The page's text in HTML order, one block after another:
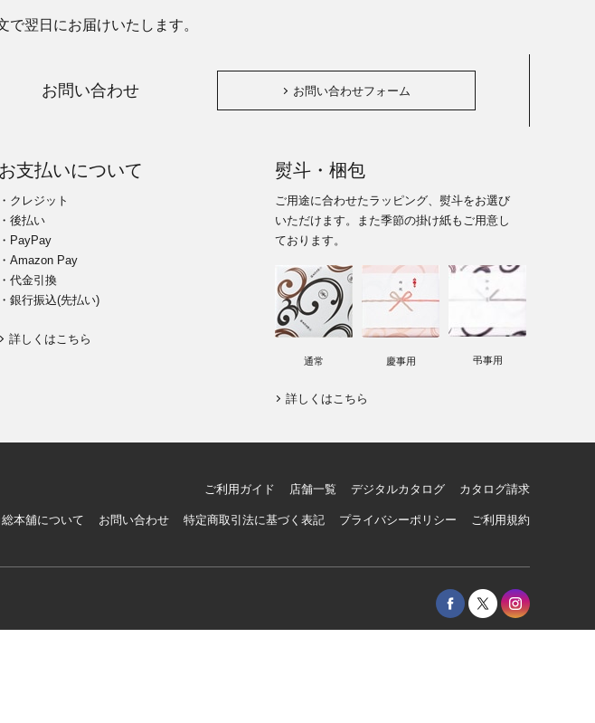
翌日にお届けいたします。
お問い合わせ お問い合わせフォーム
お支払いについて
・クレジット
・後払い
・PayPay
・Amazon Pay
・代金引換
・銀行振込(先払い)
詳しくはこちら
熨斗・梱包
ご用途に合わせたラッピング、熨斗をお選び
いただけます。また季節の掛け紙もご用意し
ております。
通常 慶事用 弔事用
詳しくはこちら
ご利用ガイド 店舗一覧 デジタルカタログ カタログ請求
本舖について お問い合わせ 特定商取引法に基づく表記 プライバシーポリシー ご利用規約